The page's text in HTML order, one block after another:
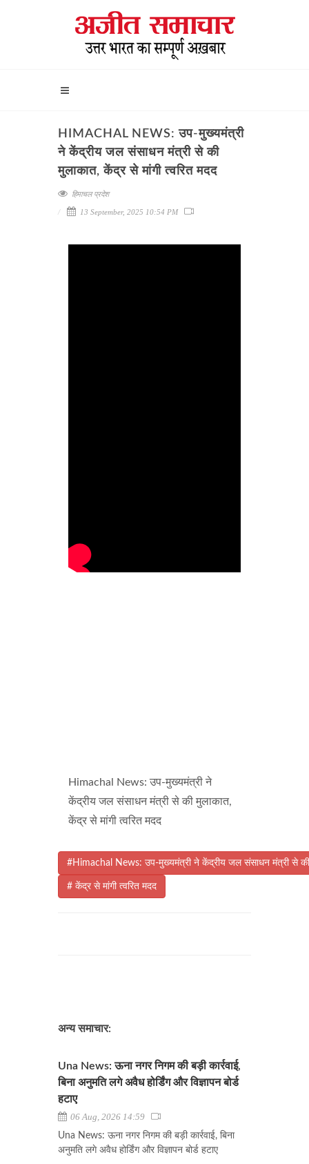
HIMACHAL NEWS: उप-मुख्यमंत्री
ने केंद्रीय जल संसाधन मंत्री से की
मुलाकात, केंद्र से मांगी त्वरित मदद
हिमाचल प्रदेश
13 September, 2025 10:54 PM
Himachal News: उप-मुख्यमंत्री ने
केंद्रीय जल संसाधन मंत्री से की मुलाकात,
केंद्र से मांगी त्वरित मदद
#Himachal News: उप-मुख्यमंत्री ने केंद्रीय जल संसाधन मंत्री से
# केंद्र से मांगी त्वरित मदद
अन्य समाचार:
Una News: ऊना नगर निगम की बड़ी कार्रवाई,
बिना अनुमति लगे अवैध होर्डिंग और विज्ञापन बोर्ड
हटाए
06 Aug, 2026 14:59
Una News: ऊना नगर निगम की बड़ी कार्रवाई, बिना
अनुमति लगे अवैध होर्डिंग और विज्ञापन बोर्ड हटाए